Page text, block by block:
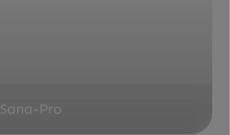
Sana-Pro